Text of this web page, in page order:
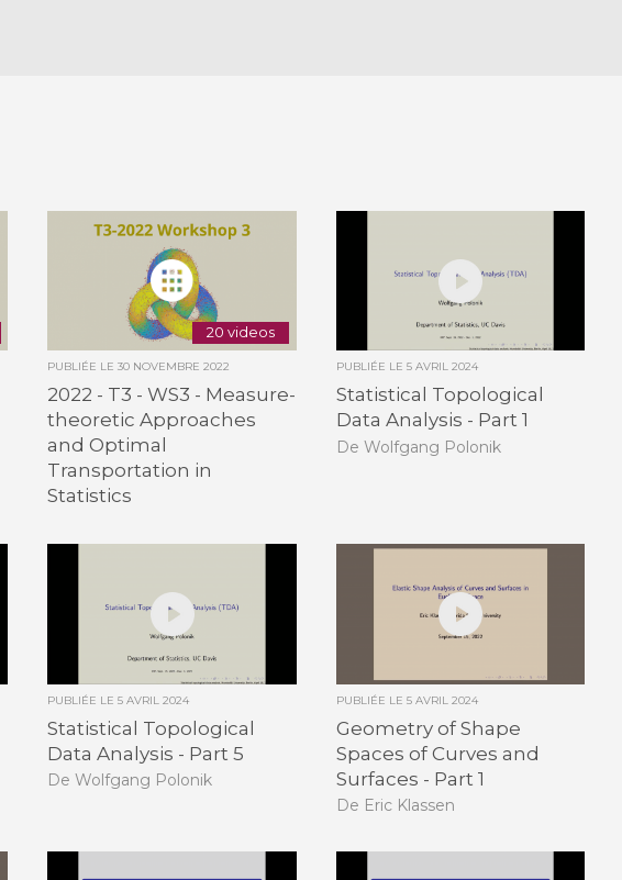
20 videos
PUBLIÉE LE30 NOVEMBRE 2022
2022 - T3 - WS3 - Measure-
theoretic Approaches
and Optimal
Transportation in
Statistics
PUBLIÉE LE 5 AVRIL 2024
Statistical Topological
Data Analysis - Part 1
De Wolfgang Polonik
PUBLIÉE LE5 AVRIL 2024
Statistical Topological
Data Analysis - Part 5
De Wolfgang Polonik
PUBLIÉE LE 5 AVRIL 2024
Geometry of Shape
Spaces of Curves and
Surfaces - Part 1
De Eric Klassen